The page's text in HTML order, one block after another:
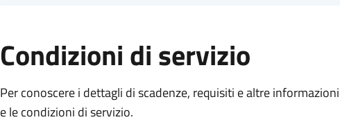
Condizioni di servizio
Per conoscere i dettagli di scadenze, requisiti e altre
e le condizioni di servizio.